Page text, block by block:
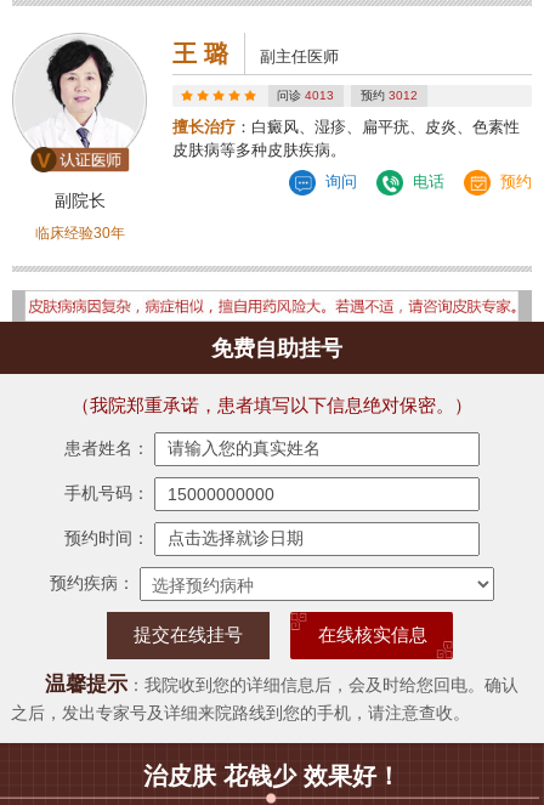
副院长
临床经验30年
王 璐 副主任医师
问诊4013 预约 3012
擅长治疗 ：白癜风、湿疹、扁平疣、皮炎、色素性
皮肤病等多种皮肤疾病。
询问
电话 预约
免费自助挂号
（我院郑重承诺，患者填写以下信息绝对保密。）
患者姓名：
手机号码：
预约时间：
预约疾病：
在线核实信息
温馨提示：我院收到您的详细信息后，会及时给您回电。确认
之后，发出专家号及详细来院路线到您的手机，请注意查收。
治皮肤 花钱少 效果好！